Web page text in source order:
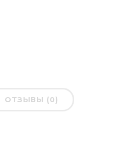
ОТЗЫВЫ (0)